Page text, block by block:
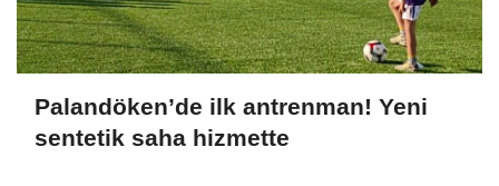
Palandöken’de ilk antrenman! Yeni
sentetik saha hizmette